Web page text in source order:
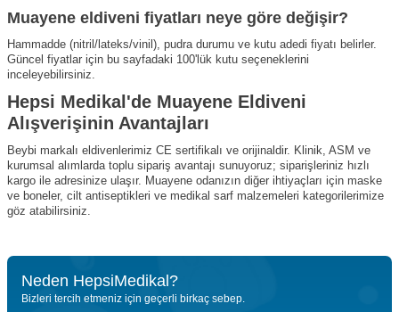
Muayene eldiveni fiyatları neye göre değişir?
Hammadde (nitril/lateks/vinil), pudra durumu ve kutu adedi fiyatı belirler.
Güncel fiyatlar için bu sayfadaki 100'lük kutu seçeneklerini
inceleyebilirsiniz.
Hepsi Medikal'de Muayene Eldiveni
Alışverişinin Avantajları
Beybi markalı eldivenlerimiz CE sertifikalı ve orijinaldir. Klinik, ASM ve
kurumsal alımlarda toplu sipariş avantajı sunuyoruz; siparişleriniz hızlı
kargo ile adresinize ulaşır. Muayene odanızın diğer ihtiyaçları için maske
ve boneler, cilt antiseptikleri ve medikal sarf malzemeleri kategorilerimize
göz atabilirsiniz.
Neden HepsiMedikal?
Bizleri tercih etmeniz için geçerli birkaç sebep.